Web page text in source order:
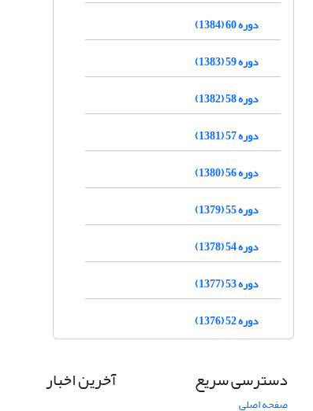
دوره 60 (1384)
دوره 59 (1383)
دوره 58 (1382)
دوره 57 (1381)
دوره 56 (1380)
دوره 55 (1379)
دوره 54 (1378)
دوره 53 (1377)
دوره 52 (1376)
دسترسی سریع
صفحه اصلی
آخرین اخبار